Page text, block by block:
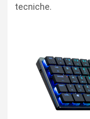
tecniche.